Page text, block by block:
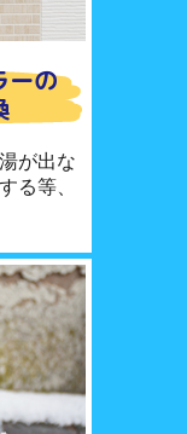
ーの
が出な
る等、